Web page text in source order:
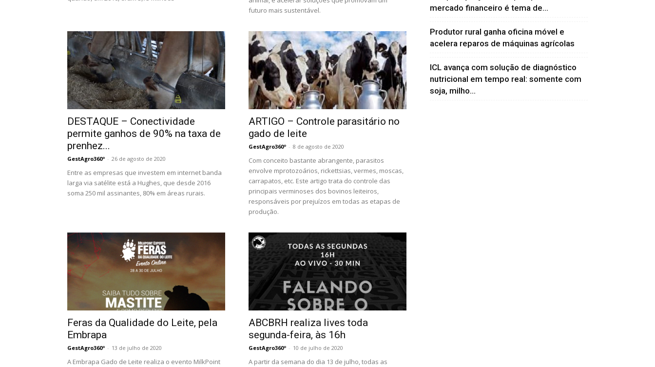
futuro mais sustentável.
DESTAQUE – Conectividade
permite ganhos de 90% na taxa de
prenhez...
GestAgro360º - 26 de agosto de 2020
Entre as empresas que investem em internet banda
larga via satélite está a Hughes, que desde 2016
soma 250 mil assinantes, 80% em áreas rurais.
ARTIGO – Controle parasitário no
gado de leite
GestAgro360º - 8 de agosto de 2020
Com conceito bastante abrangente, parasitos
envolve mprotozoários, rickettsias, vermes, moscas,
carrapatos, etc. Este artigo trata do controle das
principais verminoses dos bovinos leiteiros,
responsáveis por prejuízos em todas as etapas de
produção.
Feras da Qualidade do Leite, pela
Embrapa
GestAgro360º - 13 de julho de 2020
A Embrapa Gado de Leite realiza o evento MilkPoint
ABCBRH realiza lives toda
segunda-feira, às 16h
GestAgro360º - 10 de julho de 2020
A partir da semana do dia 13 de julho, todas as
mercado financeiro é tema de...
Produtor rural ganha oficina móvel e
acelera reparos de máquinas agrícolas
ICL avança com solução de diagnóstico
nutricional em tempo real: somente com
soja, milho...